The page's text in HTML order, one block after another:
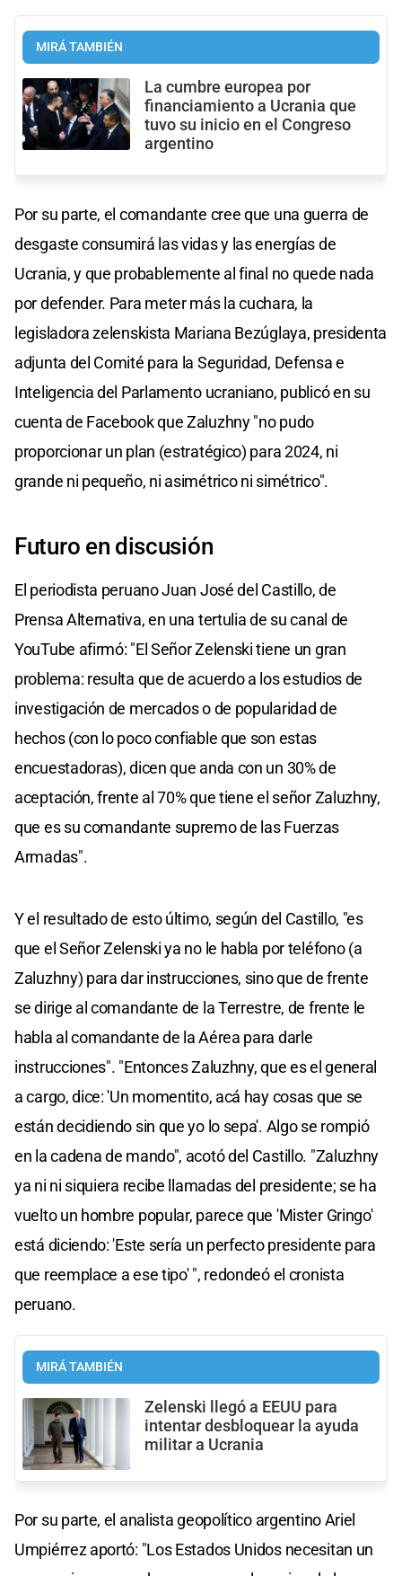
MIRÁ TAMBIÉN
La cumbre europea por
financiamiento a Ucrania que
tuvo su inicio en el Congreso
argentino
Por su parte, el comandante cree que una guerra de
desgaste consumirá las vidas y las energías de
Ucrania, y que probablemente al final no quede nada
por defender. Para meter más la cuchara, la
legisladora zelenskista Mariana Bezúglaya, presidenta
adjunta del Comité para la Seguridad, Defensa e
Inteligencia del Parlamento ucraniano, publicó en su
cuenta de Facebook que Zaluzhny "no pudo
proporcionar un plan (estratégico) para 2024, ni
grande ni pequeño, ni asimétrico ni simétrico".
Futuro en discusión
El periodista peruano Juan José del Castillo, de
Prensa Alternativa, en una tertulia de su canal de
YouTube afirmó: "El Señor Zelenski tiene un gran
problema: resulta que de acuerdo a los estudios de
investigación de mercados o de popularidad de
hechos (con lo poco confiable que son estas
encuestadoras), dicen que anda con un 30% de
aceptación, frente al 70% que tiene el señor Zaluzhny,
que es su comandante supremo de las Fuerzas
Armadas".
Y el resultado de esto último, según del Castillo, "es
que el Señor Zelenski ya no le habla por teléfono (a
Zaluzhny) para dar instrucciones, sino que de frente
se dirige al comandante de la Terrestre, de frente le
habla al comandante de la Aérea para darle
instrucciones". "Entonces Zaluzhny, que es el general
a cargo, dice: 'Un momentito, acá hay cosas que se
están decidiendo sin que yo lo sepa'. Algo se rompió
en la cadena de mando", acotó del Castillo. "Zaluzhny
ya ni ni siquiera recibe llamadas del presidente; se ha
vuelto un hombre popular, parece que 'Mister Gringo'
está diciendo: 'Este sería un perfecto presidente para
que reemplace a ese tipo' ", redondeó el cronista
peruano.
MIRÁ TAMBIÉN
Zelenski llegó a EEUU para
intentar desbloquear la ayuda
militar a Ucrania
Por su parte, el analista geopolítico argentino Ariel
Umpiérrez aportó: "Los Estados Unidos necesitan un